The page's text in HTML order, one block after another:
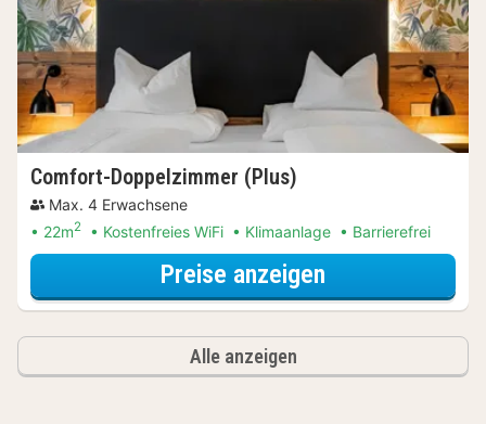
Comfort-Doppelzimmer (Plus)
Max. 4 Erwachsene
22m2 Kostenfreies WiFi Klimaanlage Barrierefrei
Preise anzeigen
Alle anzeigen